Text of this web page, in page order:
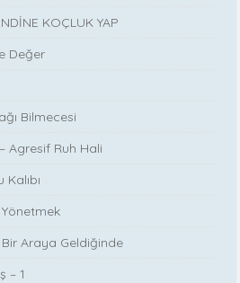
KOÇLUK YAP
Değer
Bilmecesi
Agresif Ruh Hali
Yönetmek
Bir Araya Geldiğinde
– 1